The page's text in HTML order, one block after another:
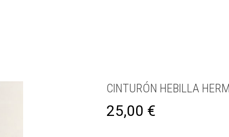
CINTURÓN HEBILLA
25,00 €